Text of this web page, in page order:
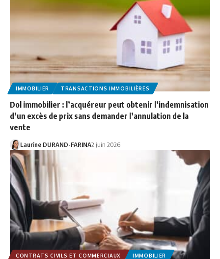
IMMOBILIER TRANSACTIONS IMMOBILIÈRES
Dol immobilier : l’acquéreur peut obtenir l’indemnisation
d’un excès de prix sans demander l’annulation de la
vente
Laurine DURAND-FARINA2 juin 2026
CONTRATS CIVILS ET COMMERCIAUX
IMMOBILIER